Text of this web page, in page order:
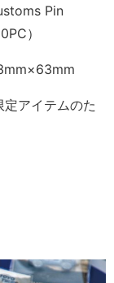
Pin
）
アイテムのた